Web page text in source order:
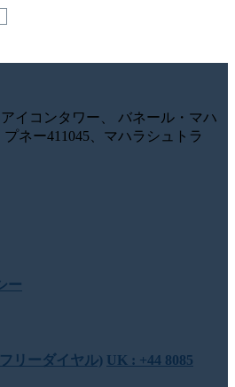
イコンタワー、 バネール・マハ
ネー411045、マハラシュトラ
ー
リーダイヤル) UK : +44 8085